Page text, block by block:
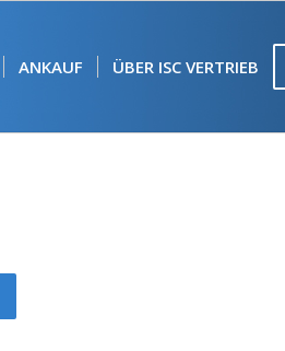
ANKAUF ÜBER ISC VERTRIEB